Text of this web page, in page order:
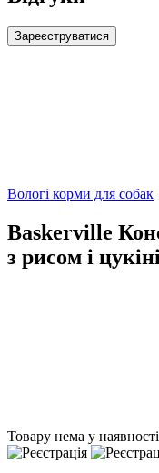
Зареєструватися
Вологі корми для собак
Baskerville
з рисом і
Товару нема у наявності